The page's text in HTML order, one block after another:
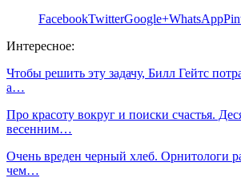
FacebookTwitterGoogle+WhatsApp
Интересное:
Чтобы решить эту задачу, Билл Гейтс
а…
Про красоту вокруг и поиски счастья.
весенним…
Очень вреден черный хлеб. Орнитологи
чем…